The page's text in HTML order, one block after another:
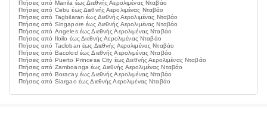
Πτήσεις από Manila έως Διεθνής Αερολιμένας Νταβάο
Πτήσεις από Cebu έως Διεθνής Αερολιμένας Νταβάο
Πτήσεις από Tagbilaran έως Διεθνής Αερολιμένας Νταβάο
Πτήσεις από Singapore έως Διεθνής Αερολιμένας Νταβάο
Πτήσεις από Angeles έως Διεθνής Αερολιμένας Νταβάο
Πτήσεις από Iloilo έως Διεθνής Αερολιμένας Νταβάο
Πτήσεις από Tacloban έως Διεθνής Αερολιμένας Νταβάο
Πτήσεις από Bacolod έως Διεθνής Αερολιμένας Νταβάο
Πτήσεις από Puerto Princesa City έως Διεθνής Αερολιμένας Νταβάο
Πτήσεις από Zamboanga έως Διεθνής Αερολιμένας Νταβάο
Πτήσεις από Boracay έως Διεθνής Αερολιμένας Νταβάο
Πτήσεις από Siargao έως Διεθνής Αερολιμένας Νταβάο